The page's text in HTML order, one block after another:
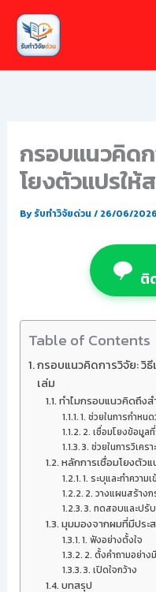
Skip
content
กรอบแนวคิด
โยงตัวแปรใ
Byรับทำวิจัยด่วน / 26/06/2026
ติ
Table of Contents
กรอบแนวคิดการวิจัย: วิ
เล่ม
ทำไมกรอบแนวคิดถึง
1. ช่วยในการกำหน
2. เชื่อมโยงข้อมูล
3. ช่วยในการวิเคร
หลักการเชื่อมโยงตัว
1. ระบุและทำความ
2. วางแผนสร้าง
3. ทดสอบและปรั
มุมมองจากผมที่มีประ
1. ฟังอย่างตั้งใจ
2. ตั้งคำถามอย่า
3. เปิดใจกว้าง
บทสรุป